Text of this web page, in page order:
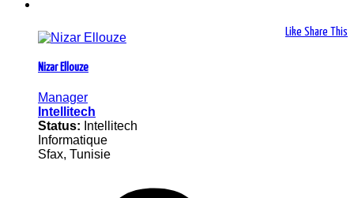
Like Share This
Nizar Ellouze
Manager
Intellitech
Status: Intellitech
Informatique
Sfax, Tunisie